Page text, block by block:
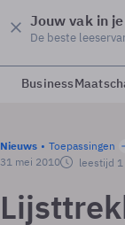
Jouw vak in
De beste
Business
Nieuws
Toepassingen
31 mei 2010
leestijd